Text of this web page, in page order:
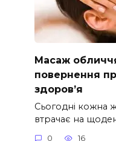
Масаж
повернення
здоров’я
Сьогодні кожна
втрачає на
0 16